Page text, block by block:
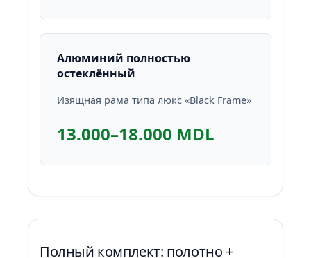
Алюминий полностью
остеклённый
Изящная рама типа люкс «Black Frame»
13.000–18.000 MDL
Полный комплект: полотно +